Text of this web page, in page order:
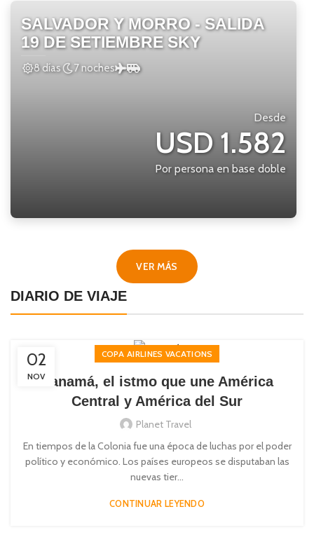
SALVADOR Y MORRO - SALIDA
19 DE SETIEMBRE SKY
8 días 7 noches
Desde
USD 1.582
Por persona en base doble
VER MÁS
DIARIO DE VIAJE
02
NOV
COPA AIRLINES VACATIONS
Panamá, el istmo que une América
Central y América del Sur
Planet Travel
En tiempos de la Colonia fue una época de luchas por el poder
político y económico. Los países europeos se disputaban las
nuevas tier...
CONTINUAR LEYENDO